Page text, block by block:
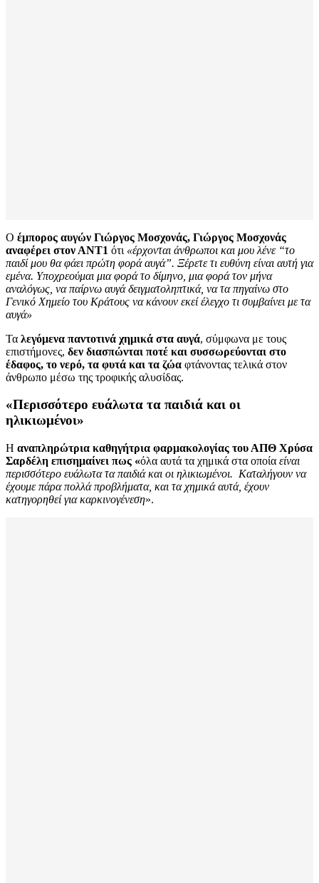
Ο έμπορος αυγών Γιώργος Μοσχονάς, Γιώργος Μοσχονάς
αναφέρει στον ΑΝΤ1 ότι «έρχονται άνθρωποι και μου λένε “το
παιδί μου θα φάει πρώτη φορά αυγά”. Ξέρετε τι ευθύνη είναι αυτή για
εμένα. Υποχρεούμαι μια φορά το δίμηνο, μια φορά τον μήνα
αναλόγως, να παίρνω αυγά δειγματοληπτικά, να τα πηγαίνω στο
Γενικό Χημείο του Κράτους να κάνουν εκεί έλεγχο τι συμβαίνει με τα
αυγά»
Τα λεγόμενα παντοτινά χημικά στα αυγά, σύμφωνα με τους
επιστήμονες, δεν διασπώνται ποτέ και συσσωρεύονται στο
έδαφος, το νερό, τα φυτά και τα ζώα φτάνοντας τελικά στον
άνθρωπο μέσω της τροφικής αλυσίδας.
«Περισσότερο ευάλωτα τα παιδιά και οι
ηλικιωμένοι»
Η αναπληρώτρια καθηγήτρια φαρμακολογίας του ΑΠΘ Χρύσα
Σαρδέλη επισημαίνει πως «όλα αυτά τα χημικά στα οποία είναι
περισσότερο ευάλωτα τα παιδιά και οι ηλικιωμένοι. Καταλήγουν να
έχουμε πάρα πολλά προβλήματα, και τα χημικά αυτά, έχουν
κατηγορηθεί για καρκινογένεση».